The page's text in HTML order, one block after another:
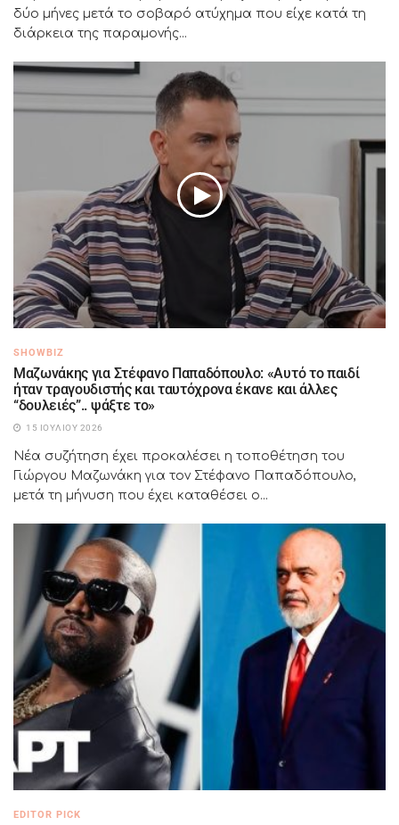
δύο μήνες μετά το σοβαρό ατύχημα που είχε κατά τη
διάρκεια της παραμονής...
SHOWBIZ
Μαζωνάκης για Στέφανο Παπαδόπουλο: «Αυτό το παιδί
ήταν τραγουδιστής και ταυτόχρονα έκανε και άλλες
“δουλειές”.. ψάξτε το»
15 ΙΟΥΛΊΟΥ 2026
Νέα συζήτηση έχει προκαλέσει η τοποθέτηση του
Γιώργου Μαζωνάκη για τον Στέφανο Παπαδόπουλο,
μετά τη μήνυση που έχει καταθέσει ο...
EDITOR PICK